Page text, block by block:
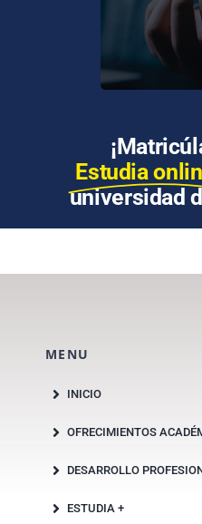
Estudia
universidad
MENU
INICIO
OFRECIMIENTOS
DESARROLLO
ESTUDIA +